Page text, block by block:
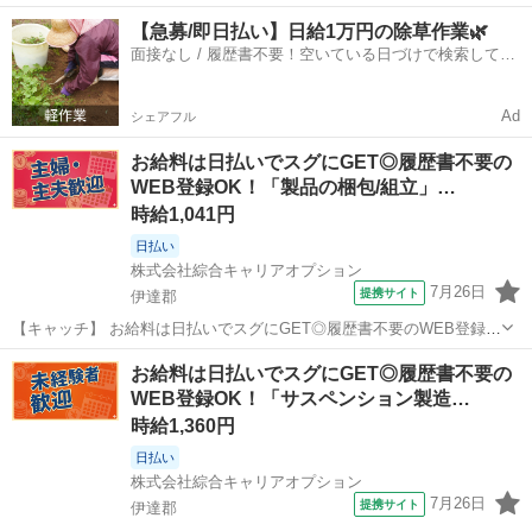
OK！「サスペンション製造」高時給1360円～1700円！伊達周辺！20
代～40代のスタッフが多数活躍中★ 【コメント】 ＼大手人材派遣会社
で働きませんか♪...
福島 伊達郡 工場
【急募/即日払い】日給1万円の除草作業🌿
面接なし / 履歴書不要！空いている日づけで検索して即
シェアフル Ad
お給料は日払いでスグにGET◎履歴書不要の
WEB登録OK！「製品の梱包/組立」…
時給1,041円
日払い
株式会社綜合キャリアオプション
伊達郡
提携サイト 7月26日
【キャッチ】 お給料は日払いでスグにGET◎履歴書不要のWEB登録
OK！「製品の梱包/組立」高時給1041円！福島県伊達郡川俣町周辺！
20代～40代のスタッフが多数活躍中★ 【コメント】 弊社なら事前の
職場見学が多数！お仕...
福島 伊達郡 仕分け
お給料は日払いでスグにGET◎履歴書不要の
WEB登録OK！「サスペンション製造…
時給1,360円
日払い
株式会社綜合キャリアオプション
伊達郡
提携サイト 7月26日